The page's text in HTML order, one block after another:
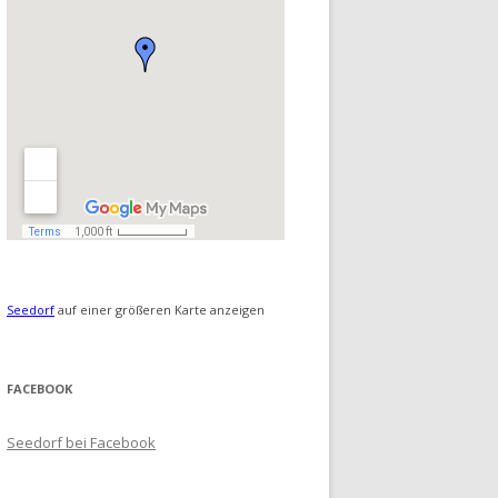
Seedorf auf einer größeren Karte anzeigen
FACEBOOK
Seedorf bei Facebook